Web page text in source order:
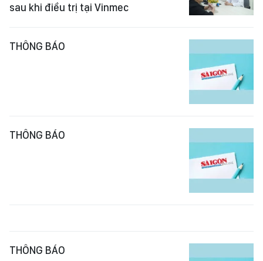
sau khi điều trị tại Vinmec
THÔNG BÁO
THÔNG BÁO
THÔNG BÁO